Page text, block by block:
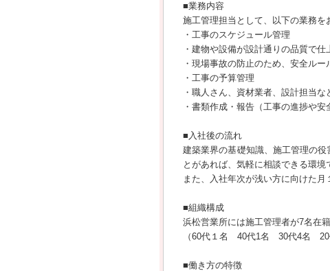
■業務内容
施工管理担当として、以下の業務を
・工事のスケジュール管理
・建物や設備が設計通りの品質で
・現場事故の防止のため、安全ル
・工事の予算管理
・職人さん、資材業者、設計担当
・書類作成・報告（工事の進捗や
■入社後の流れ
建築業界の基礎知識、施工管理の
とがあれば、気軽に相談できる環境
また、入社年次が浅い方に向けた
■組織構成
浜松営業所には施工管理者が7名在
（60代１名 40代1名 30代4名 20
■働き方の特徴